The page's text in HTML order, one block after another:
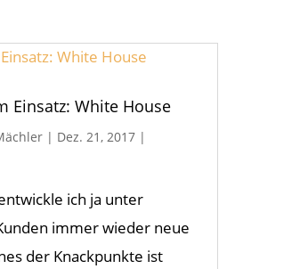
Einsatz: White House
| Dez. 21, 2017 |
ich ja unter
immer wieder neue
der Knackpunkte ist